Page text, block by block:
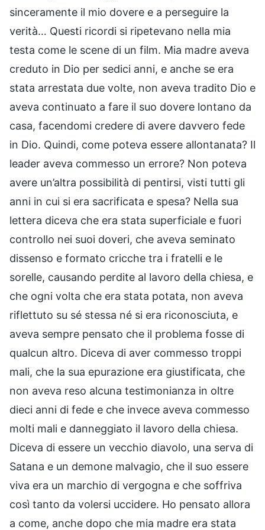
sinceramente il mio dovere e a perseguire la
verità… Questi ricordi si ripetevano nella mia
testa come le scene di un film. Mia madre aveva
creduto in Dio per sedici anni, e anche se era
stata arrestata due volte, non aveva tradito Dio e
aveva continuato a fare il suo dovere lontano da
casa, facendomi credere di avere davvero fede
in Dio. Quindi, come poteva essere allontanata? Il
leader aveva commesso un errore? Non poteva
avere un’altra possibilità di pentirsi, visti tutti gli
anni in cui si era sacrificata e spesa? Nella sua
lettera diceva che era stata superficiale e fuori
controllo nei suoi doveri, che aveva seminato
dissenso e formato cricche tra i fratelli e le
sorelle, causando perdite al lavoro della chiesa, e
che ogni volta che era stata potata, non aveva
riflettuto su sé stessa né si era riconosciuta, e
aveva sempre pensato che il problema fosse di
qualcun altro. Diceva di aver commesso troppi
mali, che la sua epurazione era giustificata, che
non aveva reso alcuna testimonianza in oltre
dieci anni di fede e che invece aveva commesso
molti mali e danneggiato il lavoro della chiesa.
Diceva di essere un vecchio diavolo, una serva di
Satana e un demone malvagio, che il suo essere
viva era un marchio di vergogna e che soffriva
così tanto da volersi uccidere. Ho pensato allora
a come, anche dopo che mia madre era stata